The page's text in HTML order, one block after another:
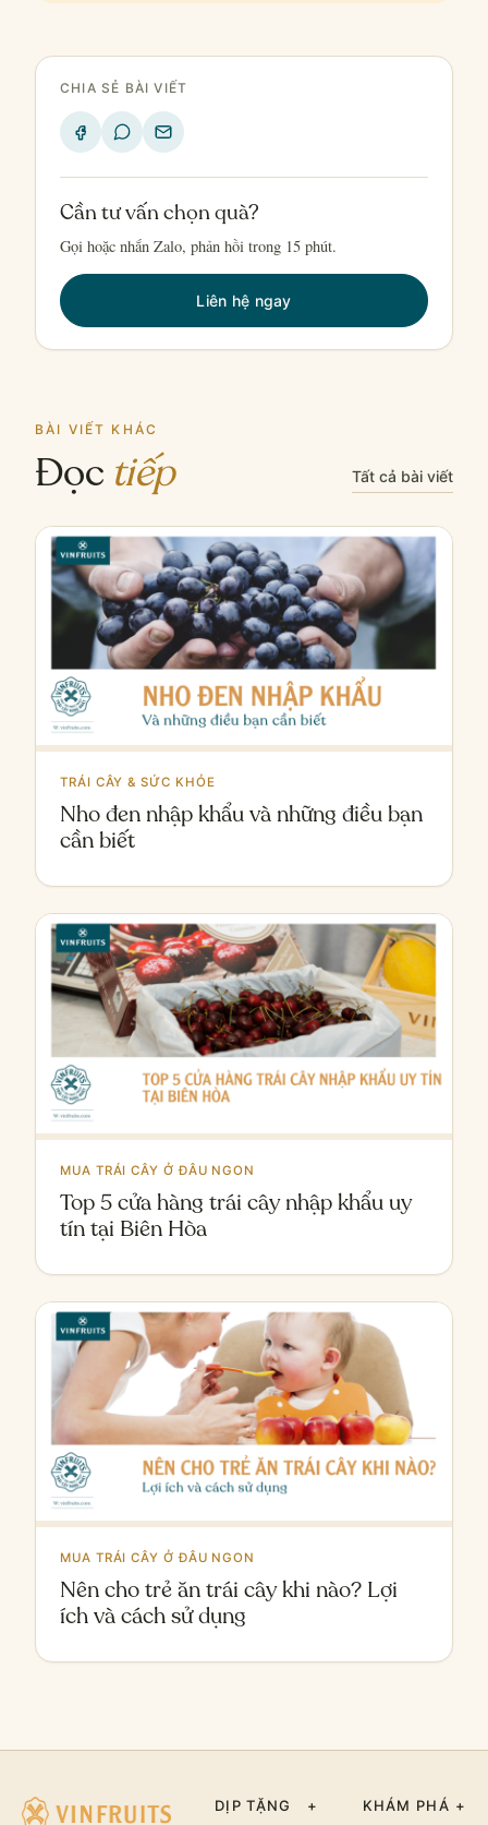
CHIA SẺ BÀI VIẾT
Cần tư vấn chọn quà?
Gọi hoặc nhắn Zalo, phản hồi trong 15 phút.
Liên hệ ngay
BÀI VIẾT KHÁC
Đọc tiếp Tất cả bài viết
TRÁI CÂY & SỨC KHỎE
Nho đen nhập khẩu và những điều bạn
cần biết
MUA TRÁI CÂY Ở ĐÂU NGON
Top 5 cửa hàng trái cây nhập khẩu uy
tín tại Biên Hòa
MUA TRÁI CÂY Ở ĐÂU NGON
Nên cho trẻ ăn trái cây khi nào? Lợi
ích và cách sử dụng
DỊP TẶNG + KHÁM PHÁ +